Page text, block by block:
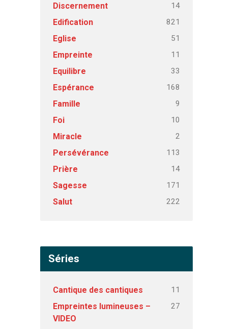
Discernement 14
Edification 821
Eglise 51
Empreinte 11
Equilibre 33
Espérance 168
Famille 9
Foi 10
Miracle 2
Persévérance 113
Prière 14
Sagesse 171
Salut 222
Séries
Cantique des cantiques 11
Empreintes lumineuses –
VIDEO
27